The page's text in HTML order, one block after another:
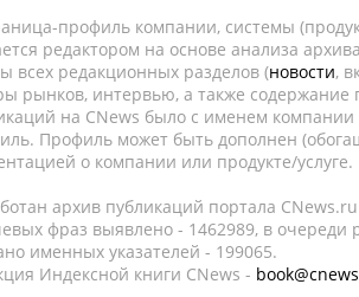
профиль компании, системы
редактором на основе анализа
всех редакционных разделов (новости,
рынков, интервью, а также
на CNews было с именем
Профиль может быть дополнен
о компании или продукте/услуге.
архив публикаций портала
фраз выявлено - 1462989, в очереди
именных указателей - 199065.
Индексной книги CNews -